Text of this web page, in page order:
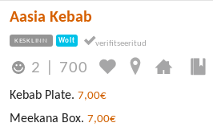
Aasia Kebab
KESKLINN Wolt
2 700
Kebab Plate. 7,00€
Meekana Box. 7,00€